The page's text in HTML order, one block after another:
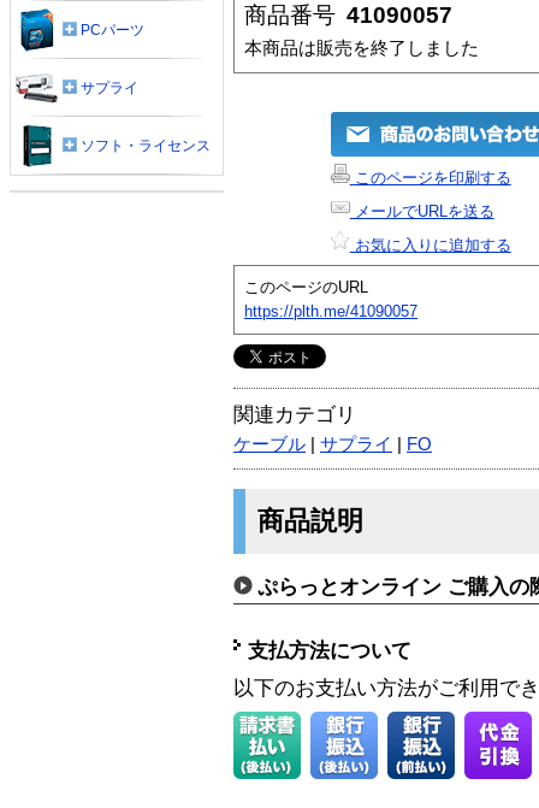
商品番号 41090057
本商品は販売を終了しました
このページを印刷する
メールでURLを送る
お気に入りに追加する
このページのURL
https://plth.me/41090057
関連カテゴリ
ケーブル サプライ FO
商品説明
ぷらっとオンライン ご購入の
支払方法について
以下のお支払い方法がご利用で
PCパーツ
サプライ
ソフト・ライセンス